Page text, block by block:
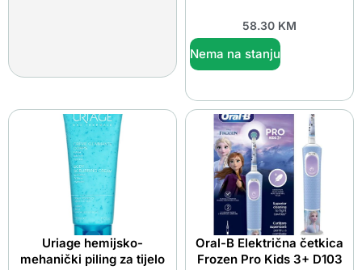
58.30 KM
Nema na stanju
Uriage hemijsko-
mehanički piling za tijelo
Oral-B Električna četkica
Frozen Pro Kids 3+ D103